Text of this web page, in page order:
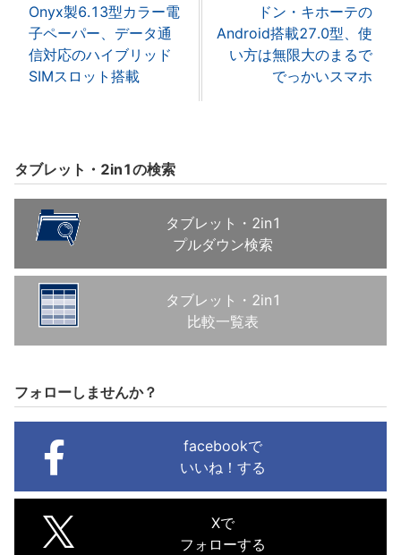
Onyx製6.13型カラー電
子ペーパー、データ通
信対応のハイブリッド
SIMスロット搭載
ドン・キホーテの
Android搭載27.0型、使
い方は無限大のまるで
でっかいスマホ
タブレット・2in1の検索
タブレット・2in1
プルダウン検索
タブレット・2in1
比較一覧表
フォローしませんか？
facebookで
いいね！する
Xで
フォローする